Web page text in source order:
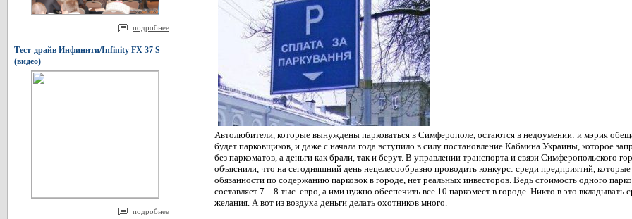
подробнее
Тест-драйв Инфинити/Infinity FX 37 S
(видео)
подробнее
Автолюбители, которые вынуждены парковаться в Симферополе, остаются в недоумении: и мэрия
будет парковщиков, и даже с начала года вступило в силу постановление Кабмина Украины, которое
без паркоматов, а деньги как брали, так и берут. В управлении транспорта и связи Симферопольского
объяснили, что на сегодняшний день нецелесообразно проводить конкурс: среди предприятий, которые
обязанности по содержанию парковок в городе, нет реальных инвесторов. Ведь стоимость одного
составляет 7—8 тыс. евро, а ими нужно обеспечить все 10 паркомест в городе. Никто в это вкладывать
желания. А вот из воздуха деньги делать охотников много.